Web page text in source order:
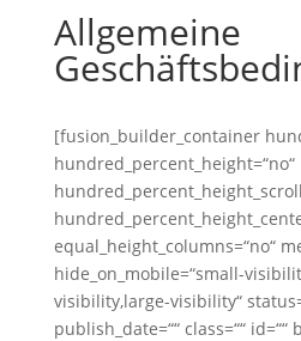
Allgemeine
[fusion_builder_container
hundred_percent_height=“no“
equal_height_columns=“no“
hide_on_mobile=“small-
visibility,large-visibility“
publish_date=““ class=““ id=““